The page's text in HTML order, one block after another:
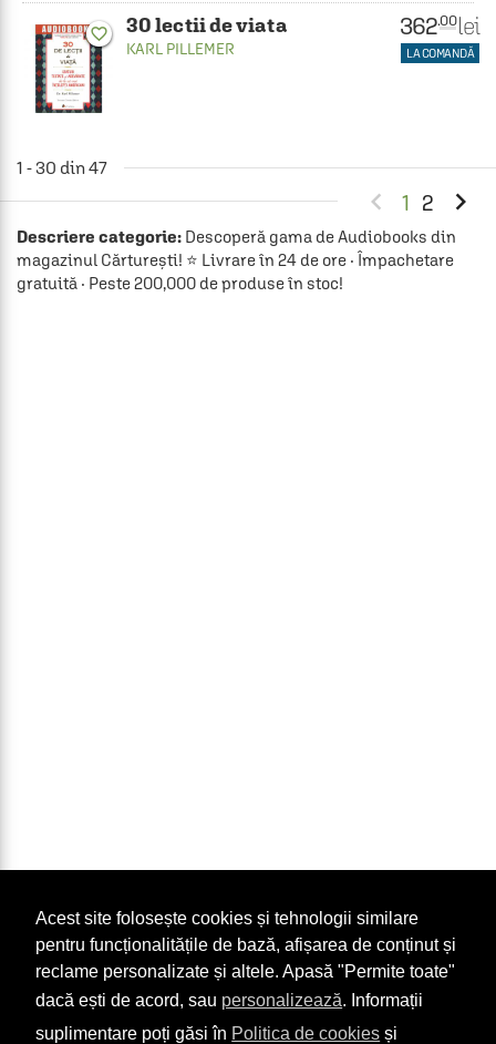
Acest site folosește cookies și tehnologii similare
pentru funcționalitățile de bază, afișarea de conținut și
reclame personalizate și altele. Apasă "Permite toate"
dacă ești de acord, sau personalizează. Informații
suplimentare poți găsi în Politica de cookies și
favorite_border 30 lectii de viata
KARL PILLEMER
362.00 lei
LA COMANDĂ
1 - 30 din 47
 1 2 
Descriere categorie: Descoperă gama de Audiobooks din
magazinul Cărturești! ⭐ Livrare în 24 de ore · Împachetare
gratuită · Peste 200,000 de produse în stoc!